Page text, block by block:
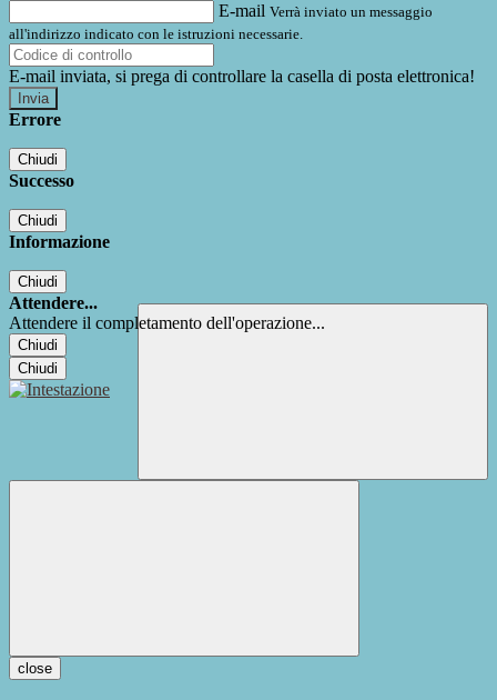
E-mail Verrà inviato un messaggio
all'indirizzo indicato con le istruzioni necessarie.
E-mail inviata, si prega di controllare la casella di posta elettronica!
Errore
Chiudi
Successo
Chiudi
Informazione
Chiudi
Attendere...
Attendere il completamento dell'operazione...
Chiudi
Chiudi
close